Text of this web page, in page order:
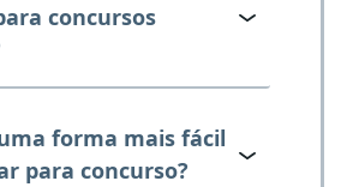
concursos
forma mais fácil
para concurso?